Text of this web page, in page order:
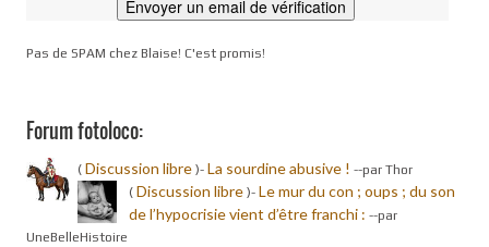
Pas de SPAM chez Blaise! C'est promis!
Forum fotoloco:
( Discussion libre )- La sourdine abusive ! --par Thor
( Discussion libre )- Le mur du con ; oups ; du son
de l’hypocrisie vient d’être franchi : --par
UneBelleHistoire